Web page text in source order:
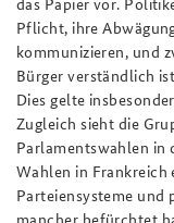
Pflicht, ihre
kommunizieren, und
Bürger verständlich
Dies gelte
Zugleich sieht die
Parlamentswahlen in
Wahlen in Frankreich
Parteiensysteme und